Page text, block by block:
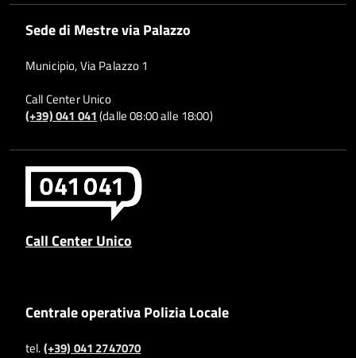
Sede di Mestre via Palazzo
Municipio, Via Palazzo 1
Call Center Unico
(+39) 041 041(dalle 08:00 alle 18:00)
Call Center Unico
Centrale operativa Polizia Locale
tel.(+39) 041 2747070